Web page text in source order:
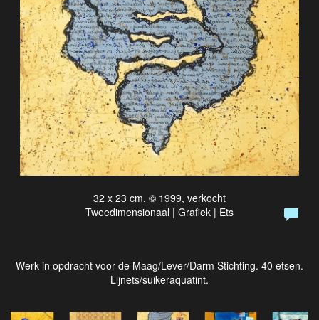
32 x 23 cm, © 1999, verkocht
Tweedimensionaal | Grafiek | Ets
Werk in opdracht voor de Maag/Lever/Darm Stichting. 40 etsen.
Lijnets/suikeraquatint.